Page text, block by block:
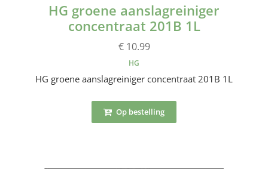
HG groene aanslagreiniger
concentraat 201B 1L
€ 10.99
HG
HG groene aanslagreiniger concentraat 201B 1L
Op bestelling